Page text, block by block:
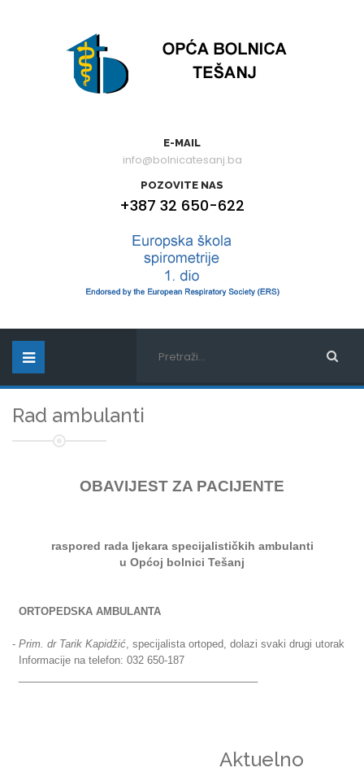
E-MAIL
info@bolnicatesanj.ba
POZOVITE NAS
+387 32 650-622
Rad ambulanti
OBAVIJEST ZA PACIJENTE
raspored rada ljekara specijalističkih ambulanti
u Općoj bolnici Tešanj
ORTOPEDSKA AMBULANTA
- Prim. dr Tarik Kapidžić, specijalista ortoped, dolazi svaki drugi utorak
Informacije na telefon: 032 650-187
Aktuelno